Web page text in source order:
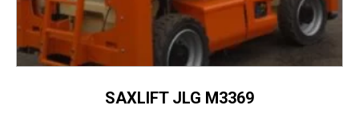
SAXLIFT JLG M3369